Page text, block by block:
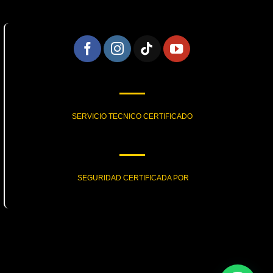
SERVICIO TECNICO CERTIFICADO
SEGURIDAD CERTIFICADA POR